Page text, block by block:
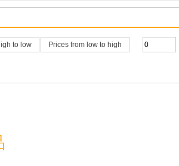
to low Prices from low to high